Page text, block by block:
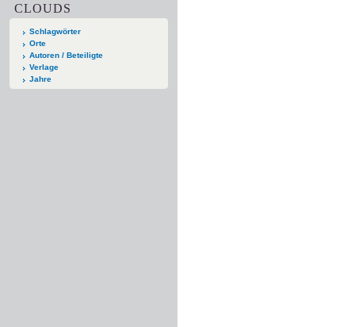
CLOUDS
Schlagwörter
Orte
Autoren / Beteiligte
Verlage
Jahre